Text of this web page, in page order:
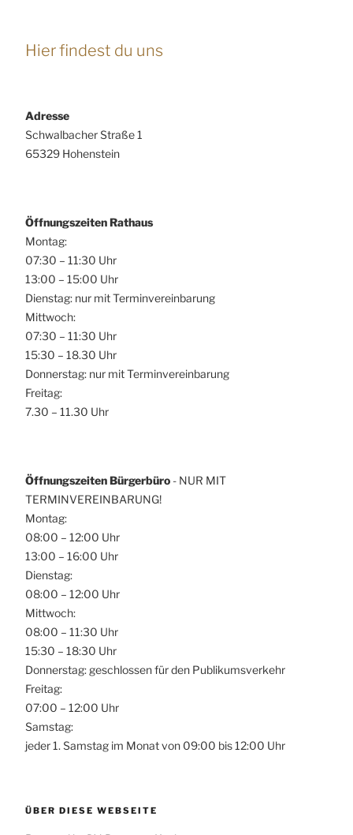
Hier findest du uns
Adresse
Schwalbacher Straße 1
65329 Hohenstein
Öffnungszeiten Rathaus
Montag:
07:30 – 11:30 Uhr
13:00 – 15:00 Uhr
Dienstag: nur mit Terminvereinbarung
Mittwoch:
07:30 – 11:30 Uhr
15:30 – 18.30 Uhr
Donnerstag: nur mit Terminvereinbarung
Freitag:
7.30 – 11.30 Uhr
Öffnungszeiten Bürgerbüro - NUR MIT
TERMINVEREINBARUNG!
Montag:
08:00 – 12:00 Uhr
13:00 – 16:00 Uhr
Dienstag:
08:00 – 12:00 Uhr
Mittwoch:
08:00 – 11:30 Uhr
15:30 – 18:30 Uhr
Donnerstag: geschlossen für den Publikumsverkehr
Freitag:
07:00 – 12:00 Uhr
Samstag:
jeder 1. Samstag im Monat von 09:00 bis 12:00 Uhr
ÜBER DIESE WEBSEITE